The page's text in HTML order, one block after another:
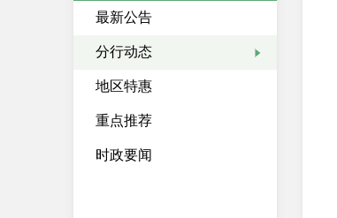
最新公告
分行动态
地区特惠
重点推荐
时政要闻